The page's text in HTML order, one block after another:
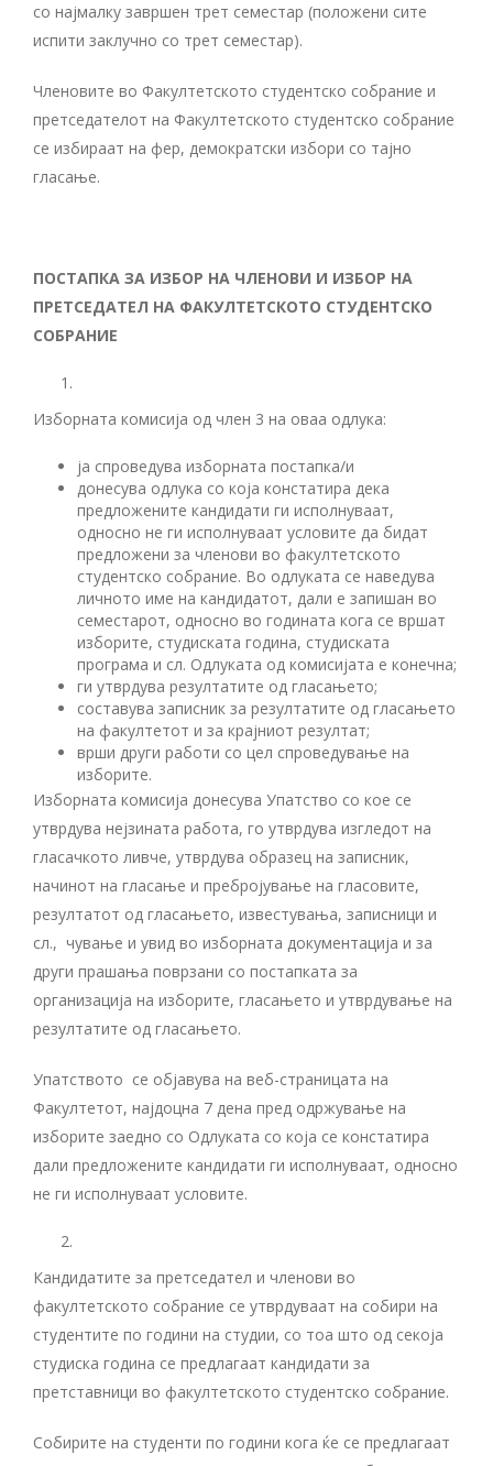
со најмалку завршен трет семестар (положени сите
испити заклучно со трет семестар).
Членовите во Факултетското студентско собрание и
претседателот на Факултетското студентско собрание
се избираат на фер, демократски избори со тајно
гласање.
ПОСТАПКА ЗА ИЗБОР НА ЧЛЕНОВИ И ИЗБОР НА
ПРЕТСЕДАТЕЛ НА ФАКУЛТЕТСКОТО СТУДЕНТСКО
СОБРАНИЕ
Изборната комисија од член 3 на оваа одлука:
ја спроведува изборната постапка/и
донесува одлука со која констатира дека
предложените кандидати ги исполнуваат,
односно не ги исполнуваат условите да бидат
предложени за членови во факултетското
студентско собрание. Во одлуката се наведува
личното име на кандидатот, дали е запишан во
семестарот, односно во годината кога се вршат
изборите, студиската година, студиската
програма и сл. Одлуката од комисијата е конечна;
ги утврдува резултатите од гласањето;
составува записник за резултатите од гласањето
на факултетот и за крајниот резултат;
врши други работи со цел спроведување на
изборите.
Изборната комисија донесува Упатство со кое се
утврдува нејзината работа, го утврдува изгледот на
гласачкото ливче, утврдува образец на записник,
начинот на гласање и пребројување на гласовите,
резултатот од гласањето, известувања, записници и
сл., чување и увид во изборната документација и за
други прашања поврзани со пос­тапката за
организација на изборите, гласањето и утврдување на
резултатите од гласањето.
Упатството се објавува на веб-страницата на
Факултетот, најдоцна 7 дена пред одржување на
изборите заедно со Одлуката со која се констатира
дали предложените кандидати ги исполнуваат, односно
не ги исполнуваат условите.
Кандидатите за претседател и членови во
факултетското собрание се утврдуваат на собири на
студентите по години на студии, со тоа што од секоја
студиска година се предлагаат кандидати за
претставници во факултетското студентско собрание.
Собирите на студенти по години кога ќе се предлагаат